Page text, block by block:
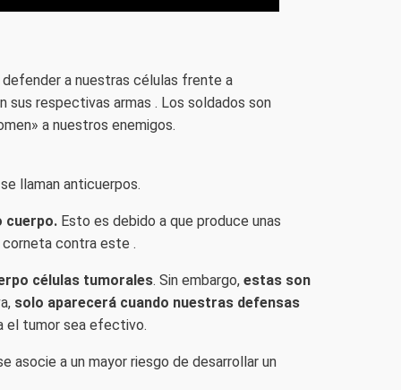
a nuestras células frente a
sus respectivas armas . Los soldados son
a nuestros enemigos.
llaman anticuerpos.
cuerpo. Esto es debido a que produce unas
corneta contra este .
células tumorales. Sin embargo, estas son
solo aparecerá cuando nuestras defensas
el tumor sea efectivo.
asocie a un mayor riesgo de desarrollar un